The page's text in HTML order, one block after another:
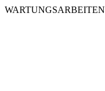
WARTUNGSARBEITEN